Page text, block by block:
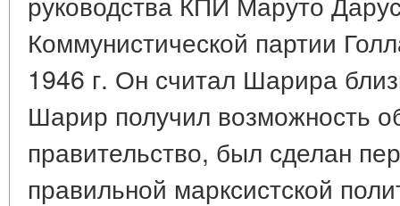
Коммунистической партии
1946 г. Он считал Шарира
Шарир получил возможность
правительство, был сделан
правильной марксистской